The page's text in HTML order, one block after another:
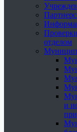
отделом
и